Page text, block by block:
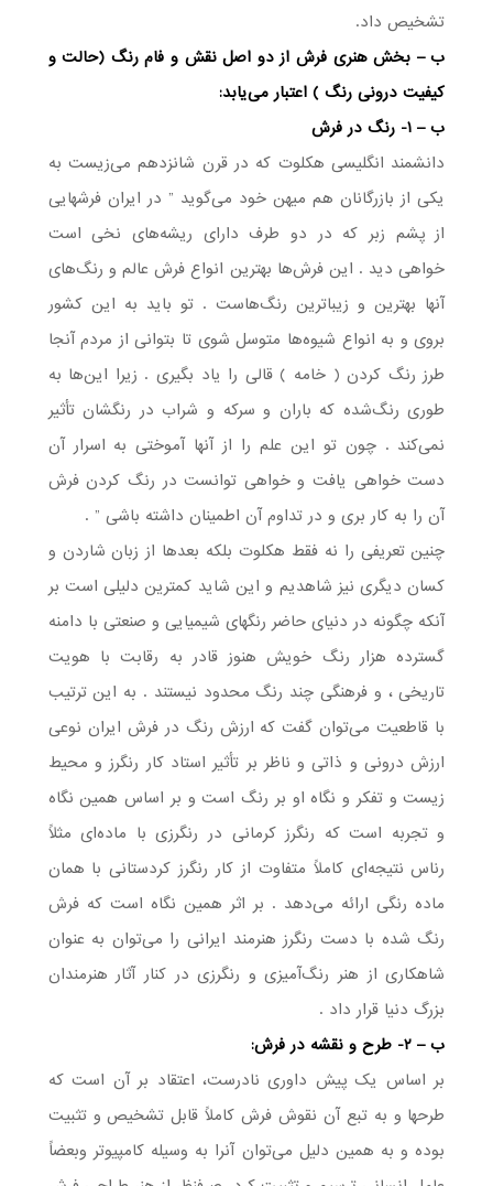
تشخیص داد.
ب – بخش هنری فرش از دو اصل نقش و فام رنگ (حالت و
کیفیت درونی رنگ ) اعتبار می‌یابد:
ب – ۱- رنگ در فرش
دانشمند انگلیسی هکلوت که در قرن شانزدهم می‌زیست به
یکی از بازرگانان هم میهن خود می‌گوید ” در ایران فرشهایی
از پشم زبر که در دو طرف دارای ریشه‌های نخی است
خواهی دید . این فرش‌ها بهترین انواع فرش عالم و رنگ‌های
آنها بهترین و زیباترین رنگ‌هاست . تو باید به این کشور
بروی و به انواع شیوه‌ها متوسل شوی تا بتوانی از مردم آنجا
طرز رنگ کردن ( خامه ) قالی را یاد بگیری . زیرا این‌ها به
طوری رنگ‌شده که باران و سرکه و شراب در رنگشان تأثیر
نمی‌کند . چون تو این علم را از آنها آموختی به اسرار آن
دست خواهی یافت و خواهی توانست در رنگ کردن فرش
آن را به کار بری و در تداوم آن اطمینان داشته باشی ” .
چنین تعریفی را نه فقط هکلوت بلکه بعدها از زبان شاردن و
کسان دیگری نیز شاهدیم و این شاید کمترین دلیلی است بر
آنکه چگونه در دنیای حاضر رنگهای شیمیایی و صنعتی با دامنه
گسترده هزار رنگ خویش هنوز قادر به رقابت با هویت
تاریخی ، و فرهنگی چند رنگ محدود نیستند . به این ترتیب
با قاطعیت می‌توان گفت که ارزش رنگ در فرش ایران نوعی
ارزش درونی و ذاتی و ناظر بر تأثیر استاد کار رنگرز و محیط
زیست و تفکر و نگاه او بر رنگ است و بر اساس همین نگاه
و تجربه است که رنگرز کرمانی در رنگرزی با ماده‌ای مثلاً
رناس نتیجه‌ای کاملاً متفاوت از کار رنگرز کردستانی با همان
ماده رنگی ارائه می‌دهد . بر اثر همین نگاه است که فرش
رنگ شده با دست رنگرز هنرمند ایرانی را می‌توان به عنوان
شاهکاری از هنر رنگ‌آمیزی و رنگرزی در کنار آثار هنرمندان
بزرگ دنیا قرار داد .
ب – ۲- طرح و نقشه در فرش:
بر اساس یک پیش داوری نادرست، اعتقاد بر آن است که
طرحها و به تبع آن نقوش فرش کاملاً قابل تشخیص و تثبیت
بوده و به همین دلیل می‌توان آنرا به وسیله کامپیوتر وبعضاً